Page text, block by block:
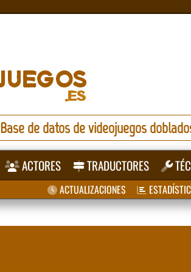
Base de datos de videojuegos
ACTORES TRADUCTORES
ACTUALIZACIONES